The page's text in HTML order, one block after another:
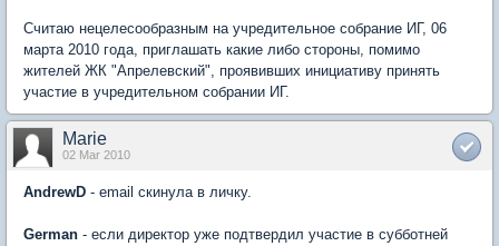
Считаю нецелесообразным на учредительное собрание ИГ, 06
марта 2010 года, приглашать какие либо стороны, помимо
жителей ЖК "Апрелевский", проявивших инициативу принять
участие в учредительном собрании ИГ.
Marie
02 Mar 2010
AndrewD - email скинула в личку.
German - если директор уже подтвердил участие в субботней